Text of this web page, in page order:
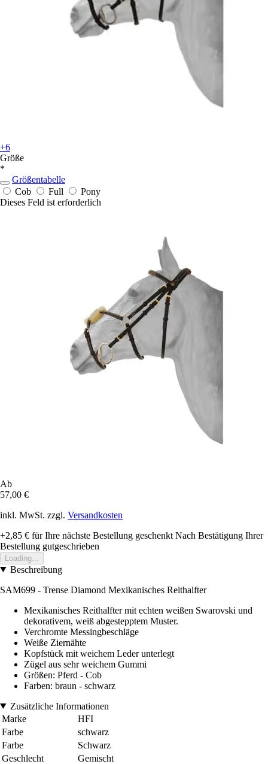
+6
Größe
*
Größentabelle
Cob
Full
Pony
Dieses Feld ist erforderlich
Ab
57,00 €
inkl. MwSt. zzgl. Versandkosten
+2,85 € für Ihre nächste Bestellung geschenkt Nach Bestätigung Ihrer
Bestellung gutgeschrieben
Loading...
Beschreibung
SAM699 - Trense Diamond Mexikanisches Reithalfter
Mexikanisches Reithalfter mit echten weißen Swarovski und
dekorativem, weiß abgestepptem Muster.
Verchromte Messingbeschläge
Weiße Ziernähte
Kopfstück mit weichem Leder unterlegt
Zügel aus sehr weichem Gummi
Größen: Pferd - Cob
Farben: braun - schwarz
Zusätzliche Informationen
Marke
HFI
Farbe
schwarz
Farbe
Schwarz
Geschlecht
Gemischt